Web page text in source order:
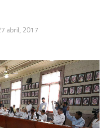
abril, 2017